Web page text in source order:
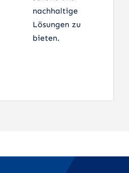
nachhaltige
Lösungen zu
bieten.